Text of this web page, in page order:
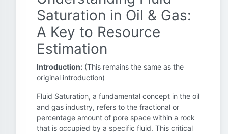
Saturation in Oil & Gas:
A Key to Resource
Estimation
Introduction: (This remains the same as the
original introduction)
Fluid Saturation, a fundamental concept in the oil
and gas industry, refers to the fractional or
percentage amount of pore space within a rock
that is occupied by a specific fluid. This critical